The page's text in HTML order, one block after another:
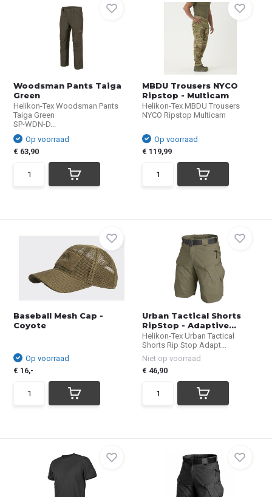
Woodsman Pants Taiga
Green
Helikon-Tex Woodsman Pants
Taiga Green
SP-WDN-D...
Op voorraad
€ 63,90
MBDU Trousers NYCO
Ripstop - Multicam
Helikon-Tex MBDU Trousers
NYCO Ripstop Multicam
Op voorraad
€ 119,99
Baseball Mesh Cap -
Coyote
Op voorraad
€ 16,-
Urban Tactical Shorts
RipStop - Adaptive...
Helikon-Tex Urban Tactical
Shorts Rip Stop Adapt...
Niet op voorraad
€ 46,90